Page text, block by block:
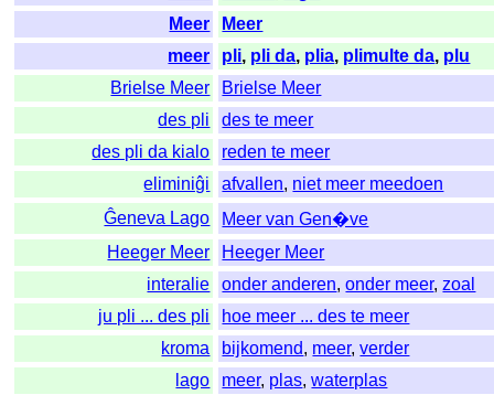
Meer
Meer
meer
pli, pli da, plia, plimulte da, plu
Brielse Meer
Brielse Meer
des pli
des te meer
des pli da kialo
reden te meer
eliminiĝi
afvallen, niet meer meedoen
Ĝeneva Lago
Meer van Gen�ve
Heeger Meer
Heeger Meer
interalie
onder anderen,onder meer,zoal
ju pli ... des pli
hoe meer ... des te meer
kroma
bijkomend, meer,verder
lago
meer, plas,waterplas